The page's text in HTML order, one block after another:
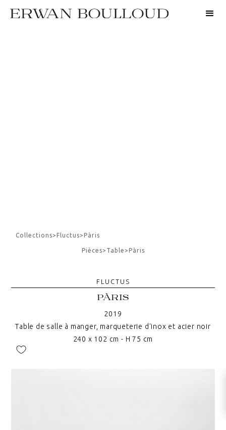
Collections>Fluctus>Pàris
Pièces> Table>Pàris
FLUCTUS
PÀRIS
2019
Table de salle à manger, marqueterie d'inox et acier noir
240 x 102 cm - H 75 cm